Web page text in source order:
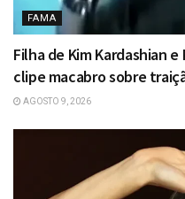
FAMA
Filha de Kim Kardashian
clipe macabro sobre
AGOSTO 9, 2026